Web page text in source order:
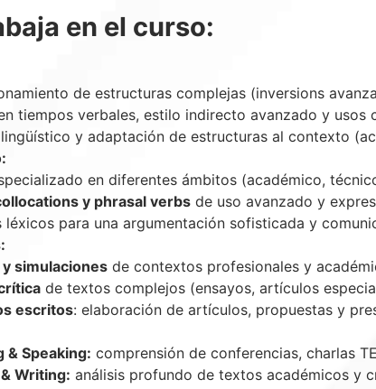
en el curso:
de estructuras complejas (inversions
tiempos verbales, estilo indirecto avanzado y usos
y adaptación de estructuras al contexto
en diferentes ámbitos (académico,
y phrasal verbs de uso avanzado y
léxicos para una argumentación sofisticada y
simulaciones de contextos profesionales y
de textos complejos (ensayos, artículos
escritos: elaboración de artículos, propuestas y
& Speaking: comprensión de conferencias, charlas
Writing: análisis profundo de textos académicos y